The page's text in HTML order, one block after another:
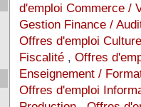
d'emploi Commerce /
Gestion Finance /
Offres d'emploi
Fiscalité , Offres
Enseignement /
Offres d'emploi